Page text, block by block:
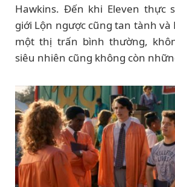
Hawkins. Đến khi Eleven thực
giới Lộn ngược cũng tan tành và
một thị trấn bình thường,
siêu nhiên cũng không còn